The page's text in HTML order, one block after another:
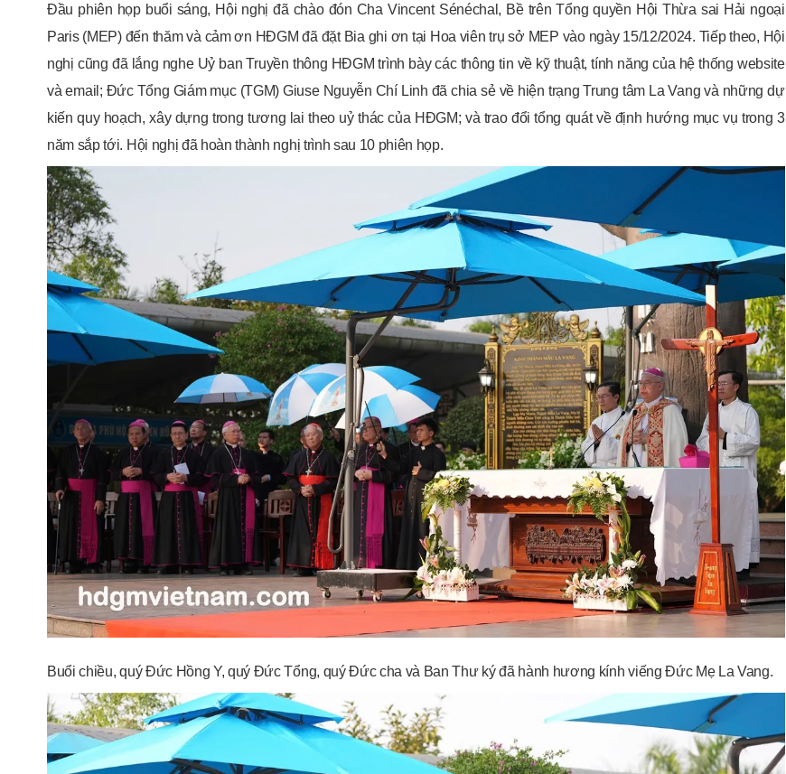
Đầu phiên họp buổi sáng, Hội nghị đã chào đón Cha Vincent Sénéchal, Bề trên Tổng quyền Hội Thừa sai Hải ngoại
Paris (MEP) đến thăm và cảm ơn HĐGM đã đặt Bia ghi ơn tại Hoa viên trụ sở MEP vào ngày 15/12/2024. Tiếp theo, Hội
nghị cũng đã lắng nghe Uỷ ban Truyền thông HĐGM trình bày các thông tin về kỹ thuật, tính năng của hệ thống website
và email; Đức Tổng Giám mục (TGM) Giuse Nguyễn Chí Linh đã chia sẻ về hiện trạng Trung tâm La Vang và những dự
kiến quy hoạch, xây dựng trong tương lai theo uỷ thác của HĐGM; và trao đổi tổng quát về định hướng mục vụ trong 3
năm sắp tới. Hội nghị đã hoàn thành nghị trình sau 10 phiên họp.
Buổi chiều, quý Đức Hồng Y, quý Đức Tổng, quý Đức cha và Ban Thư ký đã hành hương kính viếng Đức Mẹ La Vang.